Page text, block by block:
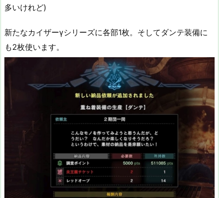
多いけれど)
新たなカイザーγシリーズに各部1枚。そしてダンテ装備に
も2枚使います。